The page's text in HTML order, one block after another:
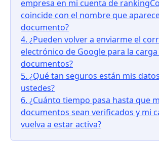
empresa en mi cuenta de
coincide con el nombre que
documento?
4. ¿Pueden volver a enviarme el
electrónico de Google para la
documentos?
5. ¿Qué tan seguros están mis
ustedes?
6. ¿Cuánto tiempo pasa hasta que
documentos sean verificados y mi
vuelva a estar activa?